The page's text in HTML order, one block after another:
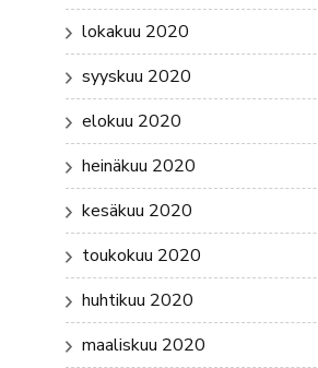
lokakuu 2020
syyskuu 2020
elokuu 2020
heinäkuu 2020
kesäkuu 2020
toukokuu 2020
huhtikuu 2020
maaliskuu 2020